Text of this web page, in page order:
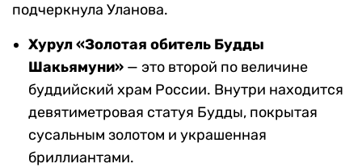
подчеркнула Уланова.
Хурул «Золотая обитель Будды
Шакьямуни» — это второй по величине
буддийский храм России. Внутри находится
девятиметровая статуя Будды, покрытая
сусальным золотом и украшенная
бриллиантами.